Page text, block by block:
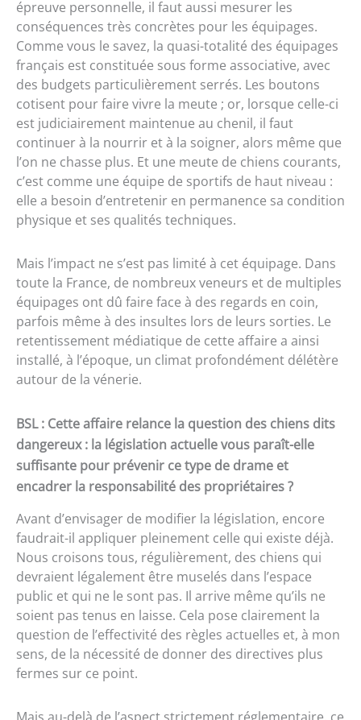
épreuve personnelle, il faut aussi mesurer les
conséquences très concrètes pour les équipages.
Comme vous le savez, la quasi-totalité des équipages
français est constituée sous forme associative, avec
des budgets particulièrement serrés. Les boutons
cotisent pour faire vivre la meute ; or, lorsque celle-ci
est judiciairement maintenue au chenil, il faut
continuer à la nourrir et à la soigner, alors même que
l’on ne chasse plus. Et une meute de chiens courants,
c’est comme une équipe de sportifs de haut niveau :
elle a besoin d’entretenir en permanence sa condition
physique et ses qualités techniques.
Mais l’impact ne s’est pas limité à cet équipage. Dans
toute la France, de nombreux veneurs et de multiples
équipages ont dû faire face à des regards en coin,
parfois même à des insultes lors de leurs sorties. Le
retentissement médiatique de cette affaire a ainsi
installé, à l’époque, un climat profondément délétère
autour de la vénerie.
BSL : Cette affaire relance la question des chiens dits
dangereux : la législation actuelle vous paraît-elle
suffisante pour prévenir ce type de drame et
encadrer la responsabilité des propriétaires ?
Avant d’envisager de modifier la législation, encore
faudrait-il appliquer pleinement celle qui existe déjà.
Nous croisons tous, régulièrement, des chiens qui
devraient légalement être muselés dans l’espace
public et qui ne le sont pas. Il arrive même qu’ils ne
soient pas tenus en laisse. Cela pose clairement la
question de l’effectivité des règles actuelles et, à mon
sens, de la nécessité de donner des directives plus
fermes sur ce point.